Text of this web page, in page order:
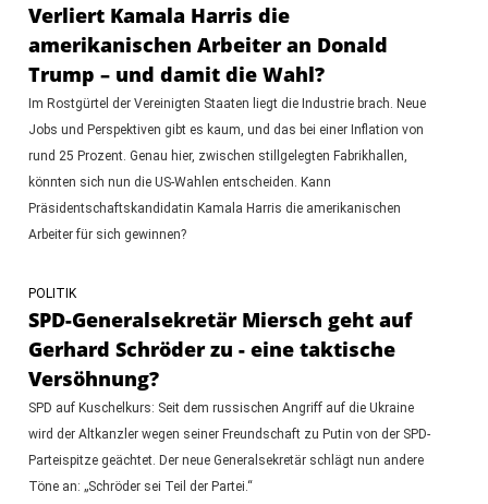
Verliert Kamala Harris die
amerikanischen Arbeiter an Donald
Trump – und damit die Wahl?
Im Rostgürtel der Vereinigten Staaten liegt die Industrie brach. Neue
Jobs und Perspektiven gibt es kaum, und das bei einer Inflation von
rund 25 Prozent. Genau hier, zwischen stillgelegten Fabrikhallen,
könnten sich nun die US-Wahlen entscheiden. Kann
Präsidentschaftskandidatin Kamala Harris die amerikanischen
Arbeiter für sich gewinnen?
POLITIK
SPD-Generalsekretär Miersch geht auf
Gerhard Schröder zu - eine taktische
Versöhnung?
SPD auf Kuschelkurs: Seit dem russischen Angriff auf die Ukraine
wird der Altkanzler wegen seiner Freundschaft zu Putin von der SPD-
Parteispitze geächtet. Der neue Generalsekretär schlägt nun andere
Töne an: „Schröder sei Teil der Partei.“